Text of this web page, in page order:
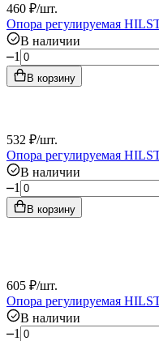
460 ₽/шт.
Опора регулируемая
В наличии
1
В корзину
532 ₽/шт.
Опора регулируемая
В наличии
1
В корзину
605 ₽/шт.
Опора регулируемая
В наличии
1